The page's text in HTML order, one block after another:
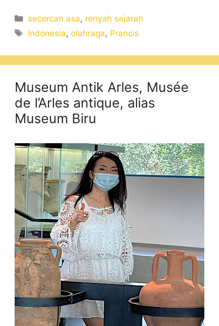
Categories
secercah asa, renyah sejarah
Tags
Indonesia,olahraga, Prancis
Museum Antik Arles, Musée
de l’Arles antique, alias
Museum Biru